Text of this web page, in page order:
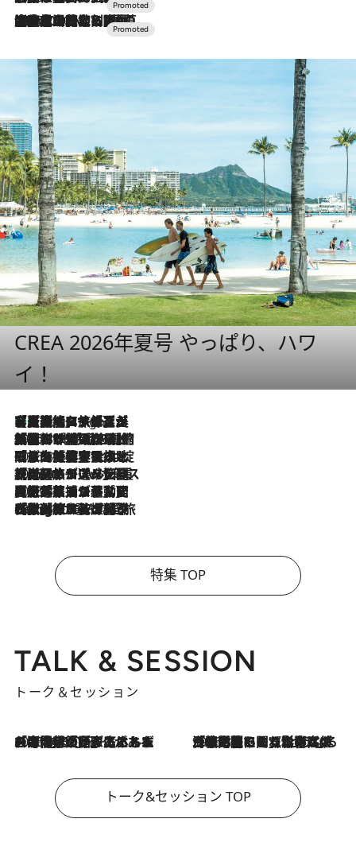
2026.7.10
NEW OPEN！【界 草津】名湯の地に誕生。趣の異なる2種の温泉と上州ならではの会席・蕎麦割烹など美食を味わう究極の癒やし旅
CREA 2026年夏号 やっぱり、ハワ
イ！
4 Hours Ago
【厳選旅コスメ】「多機能アイテムがメイン！」旅好き美容エディターが選んだ夏旅ベストコスメを発表【Mサイズジップ】
2026.8.6
「荷物が増えるほど旅ストレスは増す」美容ジャーナリストがたどり着いた最終結論。“化粧品を劇的に減らす”感動の凝縮美容とは
2026.8.6
「旅先には金髪ウィッグを持参」日本と同じメイクでは損してる!? 美容ジャーナリストが提案する“掟破りの旅美容”とは
2026.8.6
【厳選旅コスメ】「身軽さ＆UV対策重視！」ヘアアーティストshucoが選んだ夏旅ベストコスメを発表【Mサイズジップ】
2026.8.5
【厳選旅コスメ】国内をあちこち移動する河井菜摘が選んだ夏旅ベストコスメ発表！「リラックスアイテムはマスト」【Mサイズジップ】
2026.8.4
【厳選旅コスメ】「紫外線＆乾燥対策しながらメイク感も！」ヘア＆メイクGeorgeが選んだ夏旅ベストコスメを発表！【Mサイズジップ】
特集 TOP
TALK & SESSION
トーク＆セッション
2026.8.3
「今後値上げがあるとすれば…」「リスクがあるのは今年の冬」エネルギー専門家が語る、ホルムズ海峡封鎖が家庭にもたらす“ある心配” 2026.8.3
「住宅建てられない…」「サーチャージ料の高値が続いている」ホルムズ海峡封鎖による影響はいつまで続く？《エネルギー専門家に聞く“どうなる日本の暮らし”》
トーク&セッション TOP